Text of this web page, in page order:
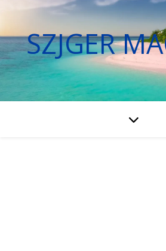
SZJGER